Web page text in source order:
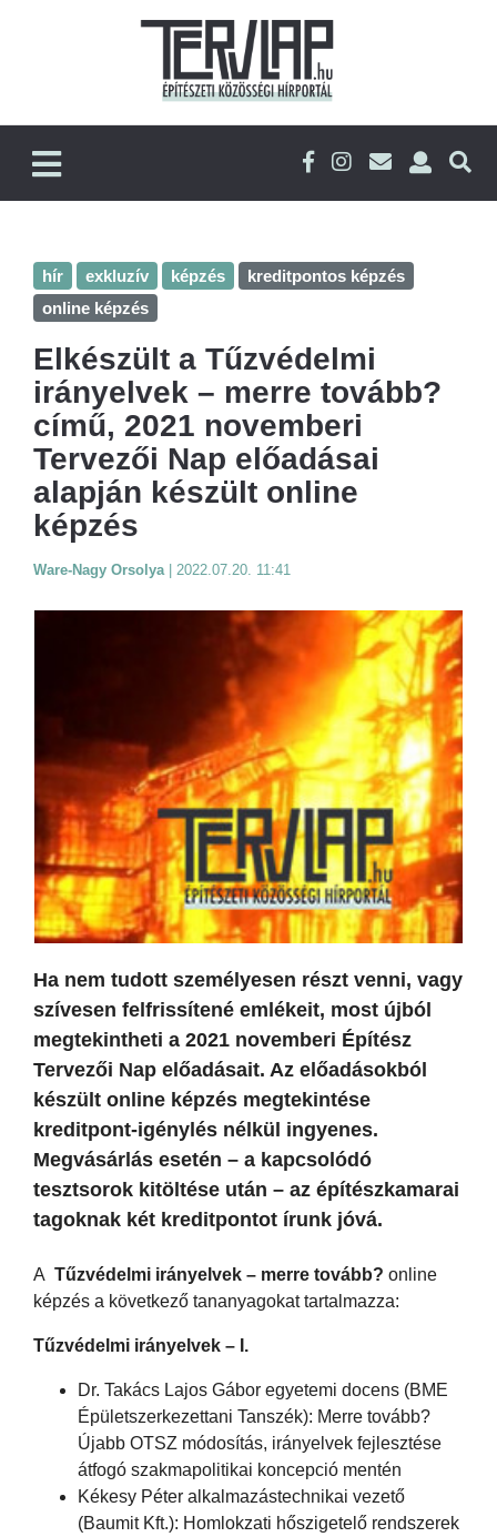
hír exkluzív képzés
kreditpontos képzés
online képzés
Elkészült a Tűzvédelmi
irányelvek – merre tovább?
című, 2021 novemberi
Tervezői Nap előadásai
alapján készült online
képzés
Ware-Nagy Orsolya 2022.07.20. 11:41
Ha nem tudott személyesen részt venni, vagy
szívesen felfrissítené emlékeit, most újból
megtekintheti a 2021 novemberi Építész
Tervezői Nap előadásait. Az előadásokból
készült online képzés megtekintése
kreditpont-igénylés nélkül ingyenes.
Megvásárlás esetén – a kapcsolódó
tesztsorok kitöltése után – az építészkamarai
tagoknak két kreditpontot írunk jóvá.
A Tűzvédelmi irányelvek – merre tovább? online
képzés a következő tananyagokat tartalmazza:
Tűzvédelmi irányelvek – I.
Dr. Takács Lajos Gábor egyetemi docens (BME
Épületszerkezettani Tanszék): Merre tovább?
Újabb OTSZ módosítás, irányelvek fejlesztése
átfogó szakmapolitikai koncepció mentén
Kékesy Péter alkalmazástechnikai vezető
(Baumit Kft.): Homlokzati hőszigetelő rendszerek